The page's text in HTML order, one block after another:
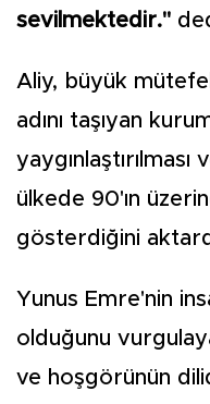
sevilmektedir."
Aliy, büyük
adını taşıyan
yaygınlaştırılması
ülkede 90'ın
gösterdiğini
Yunus Emre'nin
olduğunu
ve hoşgörünün